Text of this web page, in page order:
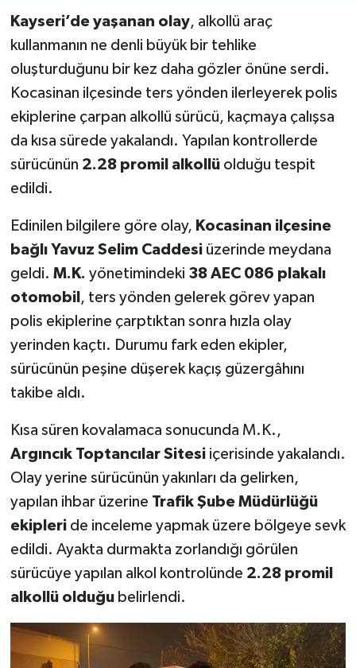
Kayseri’de yaşanan olay, alkollü araç
kullanmanın ne denli büyük bir tehlike
oluşturduğunu bir kez daha gözler önüne serdi.
Kocasinan ilçesinde ters yönden ilerleyerek polis
ekiplerine çarpan alkollü sürücü, kaçmaya çalışsa
da kısa sürede yakalandı. Yapılan kontrollerde
sürücünün 2.28 promil alkollüolduğu tespit
edildi.
Edinilen bilgilere göre olay, Kocasinan ilçesine
bağlı Yavuz Selim Caddesiüzerinde meydana
geldi. M.K. yönetimindeki 38 AEC 086 plakalı
otomobil , ters yönden gelerek görev yapan
polis ekiplerine çarptıktan sonra hızla olay
yerinden kaçtı. Durumu fark eden ekipler,
sürücünün peşine düşerek kaçış güzergâhını
takibe aldı.
Kısa süren kovalamaca sonucunda M.K.,
Argıncık Toptancılar Sitesiiçerisinde yakalandı.
Olay yerine sürücünün yakınları da gelirken,
yapılan ihbar üzerine Trafik Şube Müdürlüğü
ekipleride inceleme yapmak üzere bölgeye sevk
edildi. Ayakta durmakta zorlandığı görülen
sürücüye yapılan alkol kontrolünde 2.28 promil
alkollü olduğubelirlendi.